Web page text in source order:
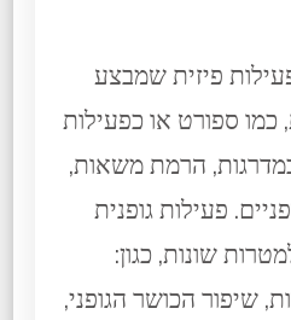
פיזית שמבצע
ספורט או כפעילות
הרמת משאות,
פעילות גופנית
שונות, כגון:
שיפור הכושר הגופני,